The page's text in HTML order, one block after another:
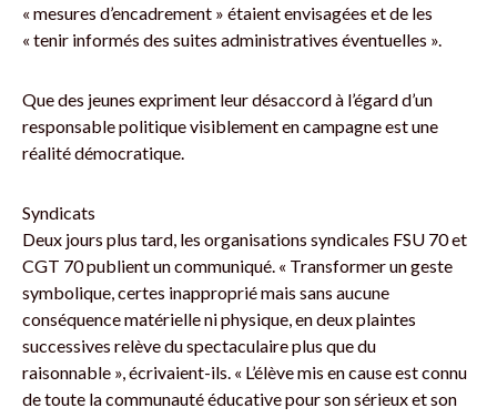
« mesures d’encadrement » étaient envisagées et de les
« tenir informés des suites administratives éventuelles ».
Que des jeunes expriment leur désaccord à l’égard d’un
responsable politique visiblement en campagne est une
réalité démocratique.
Syndicats
Deux jours plus tard, les organisations syndicales FSU 70 et
CGT 70 publient un communiqué. « Transformer un geste
symbolique, certes inapproprié mais sans aucune
conséquence matérielle ni physique, en deux plaintes
successives relève du spectaculaire plus que du
raisonnable », écrivaient-ils. « L’élève mis en cause est connu
de toute la communauté éducative pour son sérieux et son